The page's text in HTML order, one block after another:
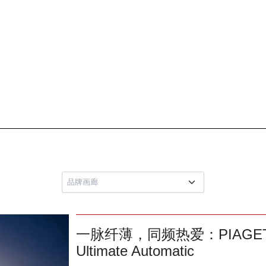
一脉纤薄，同频热爱：
Ultimate Automatic